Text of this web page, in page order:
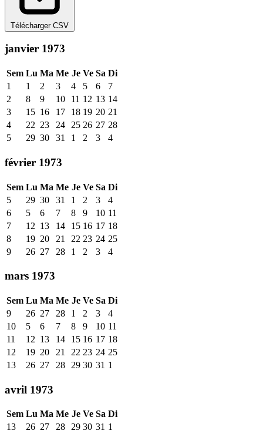
Télécharger CSV
janvier 1973
Sem Lu Ma Me Je Ve Sa Di
1
1 2 3 4 5 6
7
2
8 9 10 11 12 13 14
3
15 16 17 18 19 20 21
4
22 23 24 25 26 27 28
5
29 30 31 1 2 3 4
février 1973
Sem Lu Ma Me Je Ve Sa Di
5
29 30 31 1 2 3
4
6
5 6 7 8 9 10 11
7
12 13 14 15 16 17 18
8
19 20 21 22 23 24 25
9
26 27 28 1 2 3 4
mars 1973
Sem Lu Ma Me Je Ve Sa Di
9
26 27 28 1 2 3
4
10
5 6 7 8 9 10 11
11
12 13 14 15 16 17 18
12
19 20 21 22 23 24 25
13
26 27 28 29 30 31 1
avril 1973
Sem Lu Ma Me Je Ve Sa Di
13
26 27 28 29 30 31 1